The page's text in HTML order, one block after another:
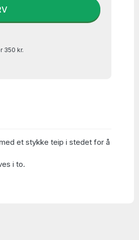
350 kr.
et stykke teip i stedet for å
i to.